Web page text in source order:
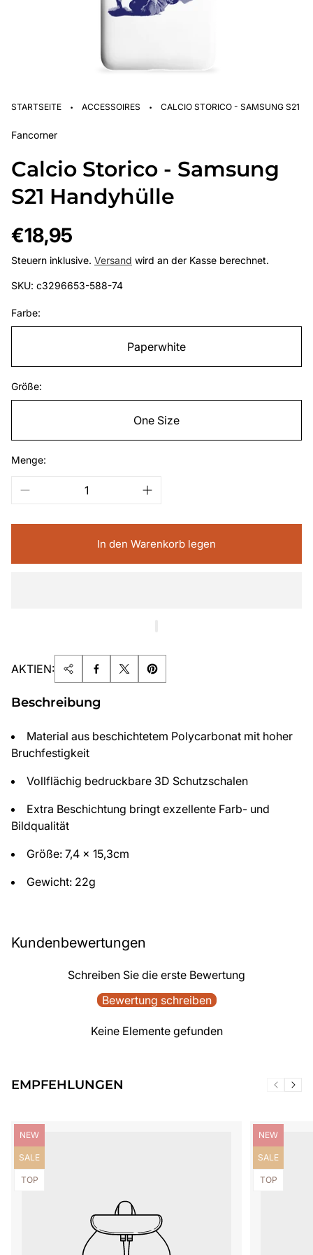
STARTSEITE · ACCESSOIRES · CALCIO STORICO - SAMSUNG S21
Fancorner
Calcio Storico - Samsung
S21 Handyhülle
Regulärer
Preis
€18,95
Steuern inklusive. Versand wird an der Kasse berechnet.
SKU: c3296653-588-74
Farbe:
Paperwhite
Größe:
One Size
Menge:
In den Warenkorb legen
AKTIEN:
Beschreibung
Material aus beschichtetem Polycarbonat mit hoher
Bruchfestigkeit
Vollflächig bedruckbare 3D Schutzschalen
Extra Beschichtung bringt exzellente Farb- und
Bildqualität
Größe: 7,4 x 15,3cm
Gewicht: 22g
Kundenbewertungen
Schreiben Sie die erste Bewertung
Bewertung schreiben
Keine Elemente gefunden
EMPFEHLUNGEN
Produktbezeichnung:
NEW
Produktbezeichnung:
SALE
Produktbezeichnung:
TOP
NEW
SALE
TOP